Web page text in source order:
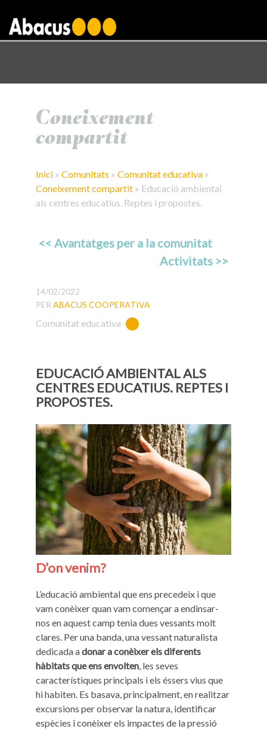
Coneixement
compartit
Inici » Comunitats » Comunitat educativa »
Coneixement compartit » Educació ambiental
als centres educatius. Reptes i propostes.
<< Avantatges per a la comunitat
Activitats >>
14/02/2022
PER ABACUS COOPERATIVA
Comunitat educativa
EDUCACIÓ AMBIENTAL ALS
CENTRES EDUCATIUS. REPTES I
PROPOSTES.
D’on venim?
L’educació ambiental que ens precedeix i que
vam conèixer quan vam començar a endinsar-
nos en aquest camp tenia dues vessants molt
clares. Per una banda, una vessant naturalista
dedicada adonar a conèixer els diferents
hàbitats que ens envolten , les seves
característiques principals i els éssers vius que
hi habiten. Es basava, principalment, en realitzar
excursions per observar la natura, identificar
espècies i conèixer els impactes de la pressió